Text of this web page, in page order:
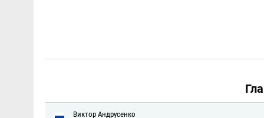
Виктор Андрусенко